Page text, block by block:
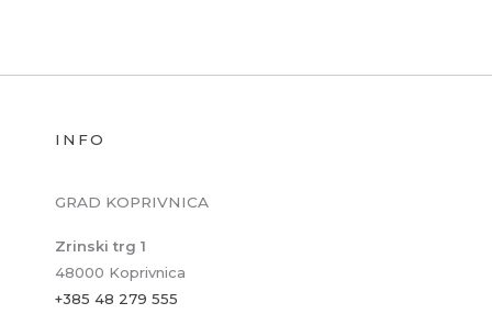
INFO
GRAD KOPRIVNICA
Zrinski trg 1
48000 Koprivnica
+385 48 279 555